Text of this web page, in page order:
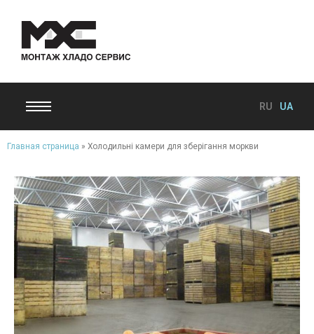
RU UA
Главная страница » Холодильні камери для зберігання моркви